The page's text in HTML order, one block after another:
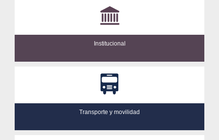
Institucional
Transporte y movilidad